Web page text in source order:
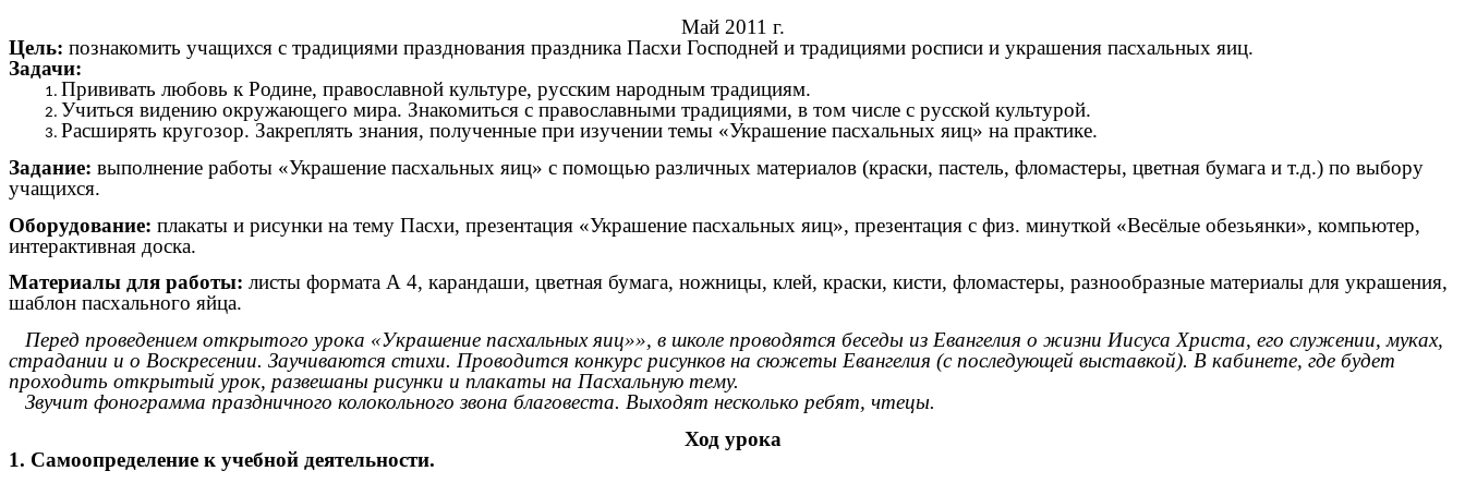
Май 2011 г.
Цель: познакомить учащихся с традициями празднования праздника Пасхи Господней и традициями росписи и украшения пасхальных яиц.
Задачи:
Прививать любовь к Родине, православной культуре, русским народным традициям.
Учиться видению окружающего мира. Знакомиться с православными традициями, в том числе с русской культурой.
Расширять кругозор. Закреплять знания, полученные при изучении темы «Украшение пасхальных яиц» на практике.
Задание: выполнение работы «Украшение пасхальных яиц» с помощью различных материалов (краски, пастель, фломастеры, цветная бумага и т.д.) по выбору
учащихся.
Оборудование: плакаты и рисунки на тему Пасхи, презентация «Украшение пасхальных яиц», презентация с физ. минуткой «Весёлые обезьянки», компьютер,
интерактивная доска.
Материалы для работы: листы формата А 4, карандаши, цветная бумага, ножницы, клей, краски, кисти, фломастеры, разнообразные материалы для украшения,
шаблон пасхального яйца.
Перед проведением открытого урока «Украшение пасхальных яиц»», в школе проводятся беседы из Евангелия о жизни Иисуса Христа, его служении, муках,
страдании и о Воскресении. Заучиваются стихи. Проводится конкурс рисунков на сюжеты Евангелия (с последующей выставкой). В кабинете, где будет
проходить открытый урок, развешаны рисунки и плакаты на Пасхальную тему.
Звучит фонограмма праздничного колокольного звона благовеста. Выходят несколько ребят, чтецы.
Ход урока
1. Самоопределение к учебной деятельности.